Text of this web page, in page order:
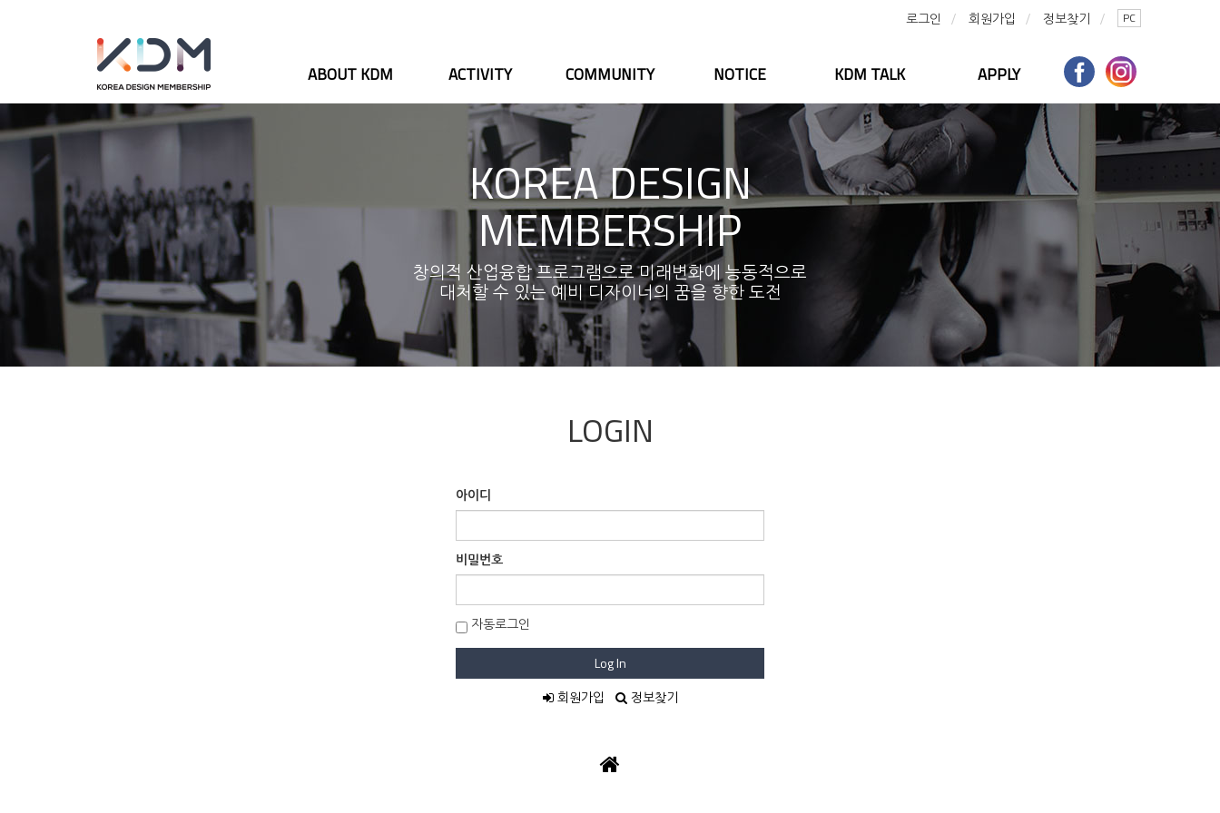
로그인 회원가입 정보찾기 PC
ABOUT KDM ACTIVITY COMMUNITY NOTICE KDM TALK APPLY
KOREA DESIGN
MEMBERSHIP
창의적 산업융합 프로그램으로 미래변화에 능동적으로
대처할 수 있는 예비 디자이너의 꿈을 향한 도전
LOGIN
아이디
비밀번호
자동로그인
Log In
회원가입 정보찾기